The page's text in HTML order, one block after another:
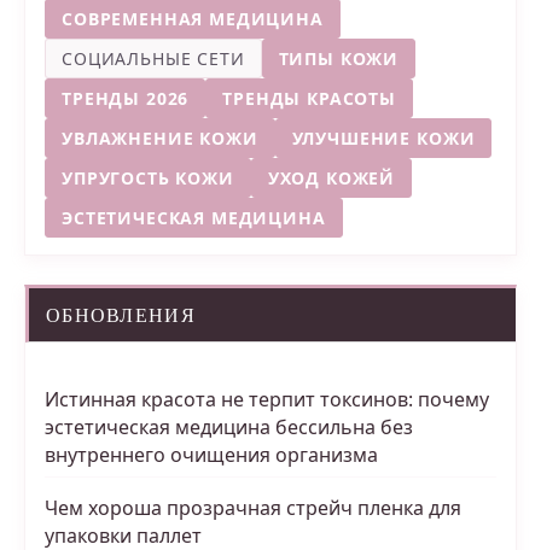
СОВРЕМЕННАЯ МЕДИЦИНА
СОЦИАЛЬНЫЕ СЕТИ
ТИПЫ КОЖИ
ТРЕНДЫ 2026
ТРЕНДЫ КРАСОТЫ
УВЛАЖНЕНИЕ КОЖИ
УЛУЧШЕНИЕ КОЖИ
УПРУГОСТЬ КОЖИ
УХОД КОЖЕЙ
ЭСТЕТИЧЕСКАЯ МЕДИЦИНА
ОБНОВЛЕНИЯ
Истинная красота не терпит токсинов: почему
эстетическая медицина бессильна без
внутреннего очищения организма
Чем хороша прозрачная стрейч пленка для
упаковки паллет